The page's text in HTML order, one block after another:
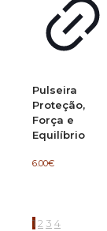
Pulseira
Proteção,
Força e
Equilíbrio
6.00€
1 2 3 4